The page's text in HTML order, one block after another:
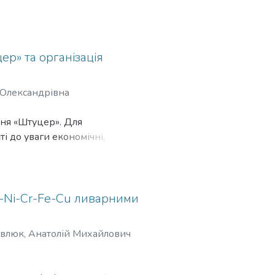
відділення ливарного
планування
чавунних
чинників, а також
умови робочих
та організація
«Штуцер». Для
до уваги економічні,
планування відділення
підвищення якості
виробництва, що
Ni-Cr-Fe-Cu ливарними
Анатолій Михайлович